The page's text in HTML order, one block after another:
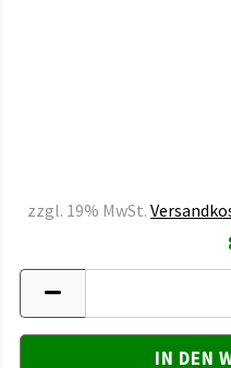
zzgl. 19% MwSt.